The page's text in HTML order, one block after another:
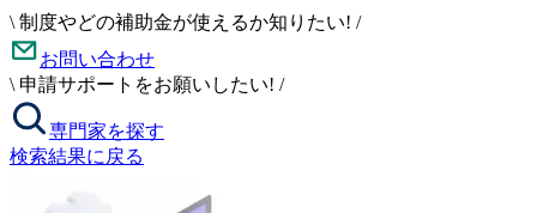
\ 制度やどの補助金が使えるか知りたい! /
お問い合わせ
\ 申請サポートをお願いしたい! /
専門家を探す
検索結果に戻る